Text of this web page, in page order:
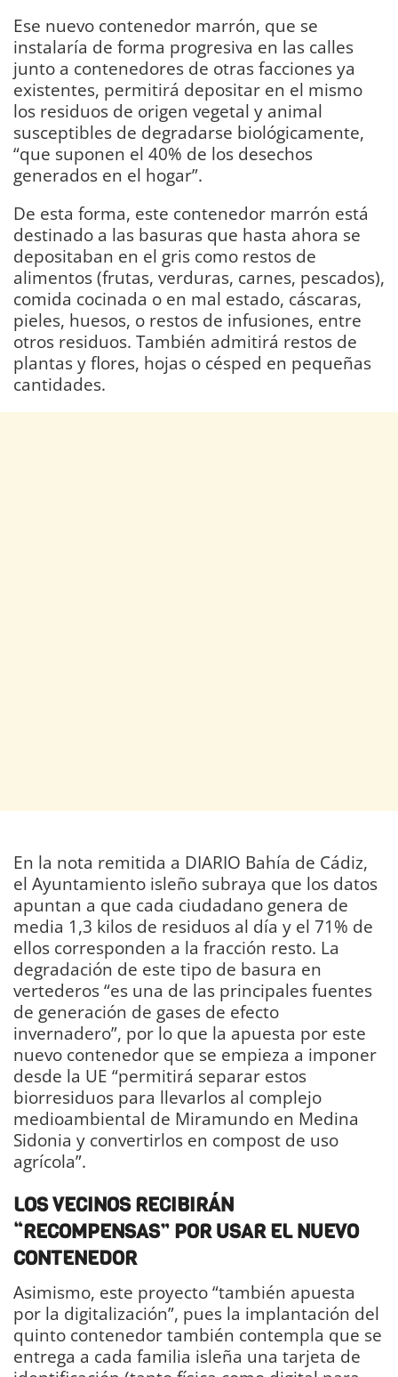
Ese nuevo contenedor marrón, que se
instalaría de forma progresiva en las calles
junto a contenedores de otras facciones ya
existentes, permitirá depositar en el mismo
los residuos de origen vegetal y animal
susceptibles de degradarse biológicamente,
“que suponen el 40% de los desechos
generados en el hogar”.
De esta forma, este contenedor marrón está
destinado a las basuras que hasta ahora se
depositaban en el gris como restos de
alimentos (frutas, verduras, carnes, pescados),
comida cocinada o en mal estado, cáscaras,
pieles, huesos, o restos de infusiones, entre
otros residuos. También admitirá restos de
plantas y flores, hojas o césped en pequeñas
cantidades.
En la nota remitida a DIARIO Bahía de Cádiz,
el Ayuntamiento isleño subraya que los datos
apuntan a que cada ciudadano genera de
media 1,3 kilos de residuos al día y el 71% de
ellos corresponden a la fracción resto. La
degradación de este tipo de basura en
vertederos “es una de las principales fuentes
de generación de gases de efecto
invernadero”, por lo que la apuesta por este
nuevo contenedor que se empieza a imponer
desde la UE “permitirá separar estos
biorresiduos para llevarlos al complejo
medioambiental de Miramundo en Medina
Sidonia y convertirlos en compost de uso
agrícola”.
LOS VECINOS RECIBIRÁN
“RECOMPENSAS” POR USAR EL NUEVO
CONTENEDOR
Asimismo, este proyecto “también apuesta
por la digitalización”, pues la implantación del
quinto contenedor también contempla que se
entrega a cada familia isleña una tarjeta de